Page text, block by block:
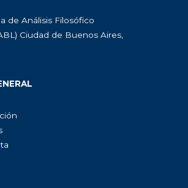
de Análisis Filosófico
Ciudad de Buenos Aires,